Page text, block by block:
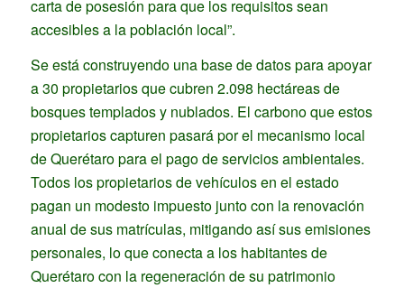
carta de posesión para que los requisitos sean
accesibles a la población local”.
Se está construyendo una base de datos para apoyar
a 30 propietarios que cubren 2.098 hectáreas de
bosques templados y nublados. El carbono que estos
propietarios capturen pasará por el mecanismo local
de Querétaro para el pago de servicios ambientales.
Todos los propietarios de vehículos en el estado
pagan un modesto impuesto junto con la renovación
anual de sus matrículas, mitigando así sus emisiones
personales, lo que conecta a los habitantes de
Querétaro con la regeneración de su patrimonio